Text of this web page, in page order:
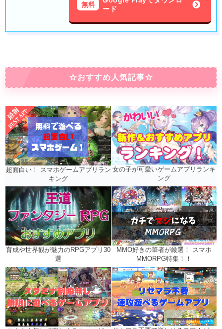
無料
ード
☆おすすめ人気記事☆
超面白い！ スマホゲームアプリラン
キング
女の子が可愛いゲームアプリランキ
ング
育成や世界観が魅力のRPGアプリ30
選
MMO好きの筆者が厳選！ スマホ
MMORPG特集！！